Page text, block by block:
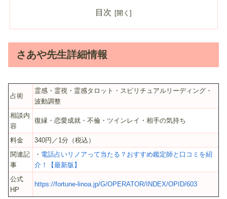
目次
さあや先生詳細情報
占術
霊感・霊視・霊感タロット・スピリチュアルリーディング・
波動調整
相談内
容
復縁・恋愛成就・不倫・ツインレイ・相手の気持ち
料金
340円／1分（税込）
関連記
事
・ 電話占いリノアって当たる？おすすめ鑑定師と口コミを紹
介！【最新版】
公式
HP
https://fortune-linoa.jp/G/OPERATOR/INDEX/OPID/603